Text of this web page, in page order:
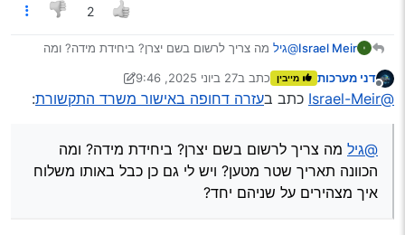
2
Israel Meir@גיל מה צריך לרשום בשם יצרן? ביחידת מידה? ומה
איך מצהירים על שניהם יחד?
מנותק
דני מערכות מייבין כתב ב27 ביוני 2025, 9:46
נערך לאחרונה על ידי דני מערכות
@Israel-Meir כתב בעזרה דחופה באישור משרד התקשורת:
@גיל מה צריך לרשום בשם יצרן? ביחידת מידה? ומה
הכוונה תאריך שטר מטען? ויש לי גם כן כבל באותו משלוח
איך מצהירים על שניהם יחד?